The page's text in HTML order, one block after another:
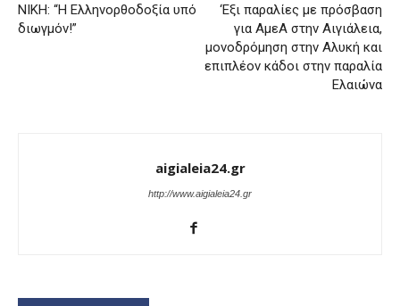
ΝΙΚΗ: “Η Ελληνορθοδοξία υπό
διωγμόν!”
‘Εξι παραλίες με πρόσβαση
για ΑμεΑ στην Αιγιάλεια,
μονοδρόμηση στην Αλυκή και
επιπλέον κάδοι στην παραλία
Ελαιώνα
aigialeia24.gr
http://www.aigialeia24.gr